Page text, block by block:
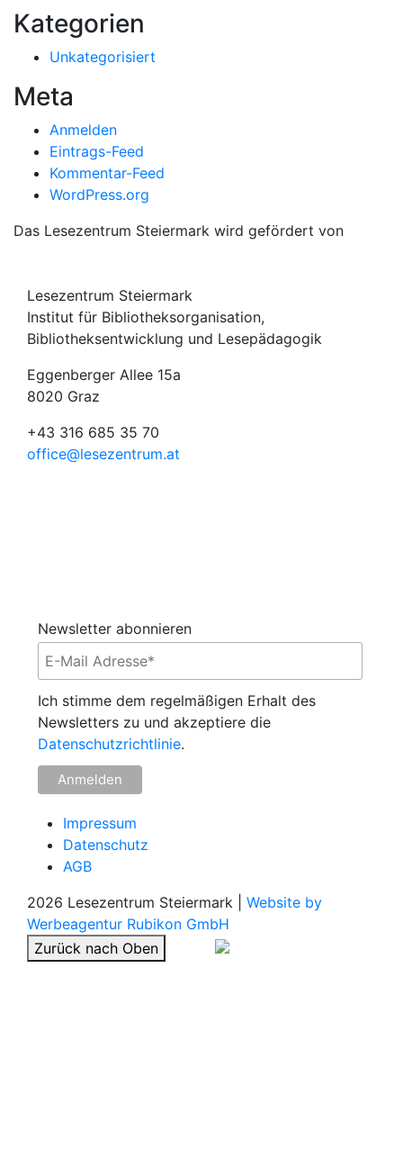
Kategorien
Unkategorisiert
Meta
Anmelden
Eintrags-Feed
Kommentar-Feed
WordPress.org
Das Lesezentrum Steiermark wird gefördert von
Lesezentrum Steiermark
Institut für Bibliotheksorganisation,
Bibliotheksentwicklung und Lesepädagogik
Eggenberger Allee 15a
8020 Graz
+43 316 685 35 70
office@lesezentrum.at
Newsletter abonnieren
Ich stimme dem regelmäßigen Erhalt des
Newsletters zu und akzeptiere die
Datenschutzrichtlinie.
Impressum
Datenschutz
AGB
2026 Lesezentrum Steiermark | Website by
Werbeagentur Rubikon GmbH
Zurück nach Oben